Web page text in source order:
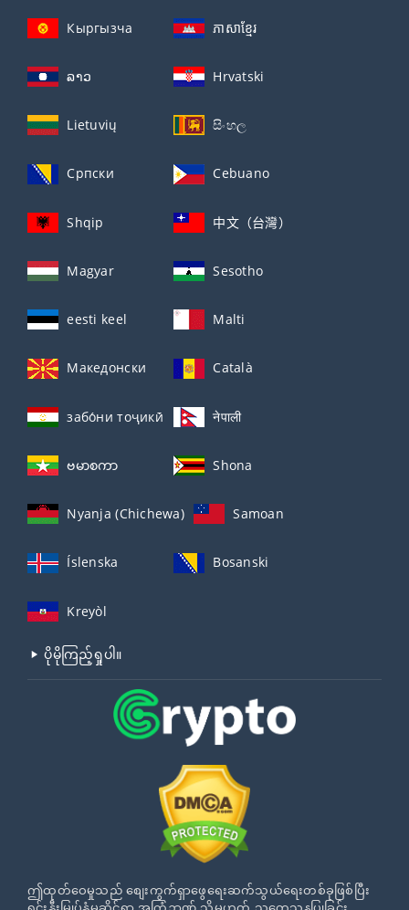
Кыргызча ភាសាខ្មែរ
ລາວ Hrvatski
Lietuvių සිංහල
Српски Cebuano
Shqip 中文（台灣）
Magyar Sesotho
eesti keel Malti
Македонски Català
забо́ни тоҷикӣ́ नेपाली
ဗမာစကာ Shona
Nyanja (Chichewa) Samoan
Íslenska Bosanski
Kreyòl
ပိုမိုကြည့်ရှုပါ။
ဤထုတ်ဝေမှုသည် စျေးကွက်ရှာဖွေရေးဆက်သွယ်ရေးတစ်ခုဖြစ်ပြီး